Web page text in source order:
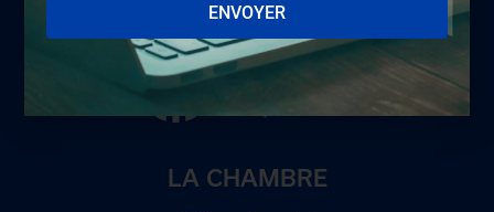
LA CHAMBRE
ENVOYER